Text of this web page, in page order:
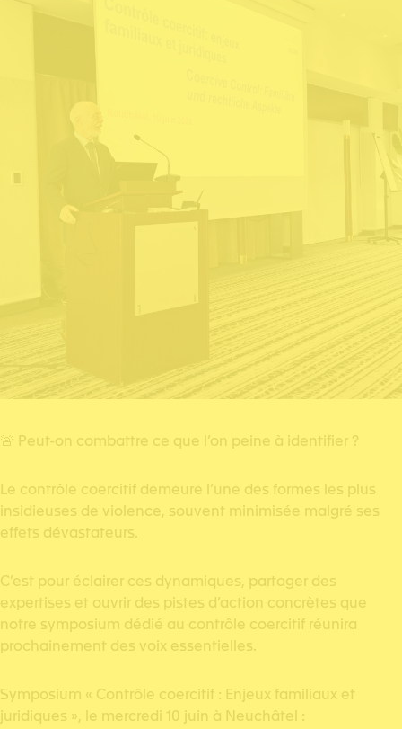
🚨 Peut-on combattre ce que l’on peine à identifier ?
Le contrôle coercitif demeure l’une des formes les plus
insidieuses de violence, souvent minimisée malgré ses
effets dévastateurs.
C’est pour éclairer ces dynamiques, partager des
expertises et ouvrir des pistes d’action concrètes que
notre symposium dédié au contrôle coercitif réunira
prochainement des voix essentielles.
Symposium « Contrôle coercitif : Enjeux familiaux et
juridiques », le mercredi 10 juin à Neuchâtel :